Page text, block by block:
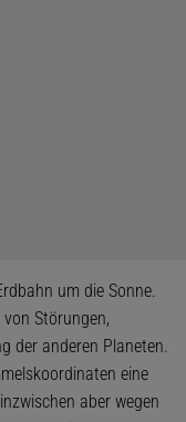
um die Sonne.
Störungen,
der anderen Planeten.
eine
aber wegen